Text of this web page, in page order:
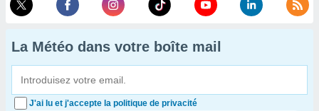
La Météo dans votre boîte mail
J'ai lu et j'accepte la politique de privacité